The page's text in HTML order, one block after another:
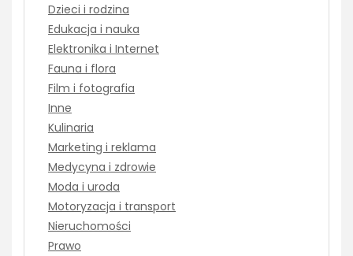
Dzieci i rodzina
Edukacja i nauka
Elektronika i Internet
Fauna i flora
Film i fotografia
Inne
Kulinaria
Marketing i reklama
Medycyna i zdrowie
Moda i uroda
Motoryzacja i transport
Nieruchomości
Prawo